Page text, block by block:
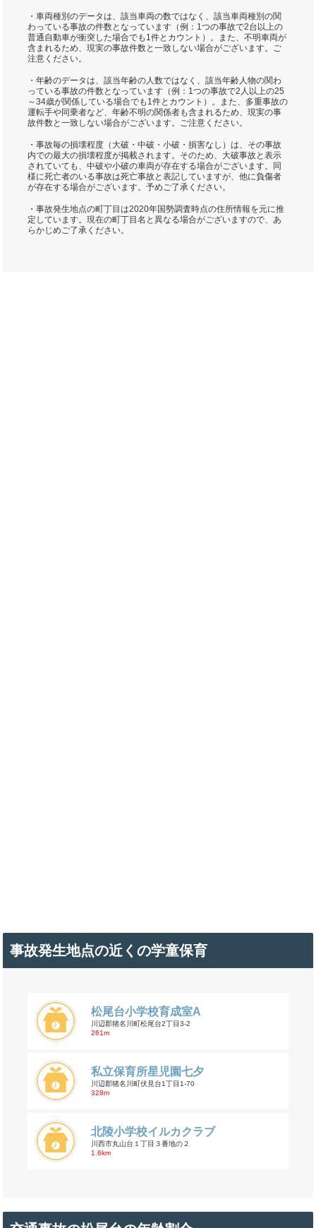
・車両種別のデータは、該当車両の数ではなく、該当車両種別の関
わっている事故の件数となっています（例：1つの事故で2台以上の
普通自動車が衝突した場合でも1件とカウント）。また、不明車両が
含まれるため、現実の事故件数と一致しない場合がございます。ご
注意ください。
・年齢のデータは、該当年齢の人数ではなく、該当年齢人物の関わ
っている事故の件数となっています（例：1つの事故で2人以上の25
～34歳が関係している場合でも1件とカウント）。また、多重事故の
運転手や同乗者など、年齢不明の関係者も含まれるため、現実の事
故件数と一致しない場合がございます。ご注意ください。
・事故毎の損壊程度（大破・中破・小破・損害なし）は、その事故
内での最大の損壊程度が掲載されます。そのため、大破事故と表示
されていても、中破や小破の車両が存在する場合がございます。同
様に死亡者のいる事故は死亡事故と表記していますが、他に負傷者
が存在する場合がございます。予めご了承ください。
・事故発生地点の町丁目は2020年国勢調査時点の住所情報を元に推
定しています。現在の町丁目名と異なる場合がございますので、あ
らかじめご了承ください。
事故発生地点の近くの学童保育
松尾台小学校育成室A
川辺郡猪名川町松尾台2丁目3-2
261m
私立保育所星児園七夕
川辺郡猪名川町伏見台1丁目1-70
328m
北陵小学校イルカクラブ
川西市丸山台１丁目３番地の２
1.6km